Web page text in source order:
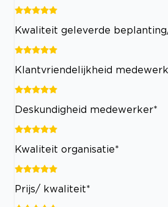
Kwaliteit geleverde
Klantvriendelijkheid
Deskundigheid medewerker*
Kwaliteit organisatie*
Prijs/ kwaliteit*